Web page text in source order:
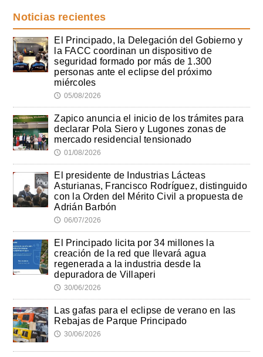
Noticias recientes
El Principado, la Delegación del Gobierno y
la FACC coordinan un dispositivo de
seguridad formado por más de 1.300
personas ante el eclipse del próximo
miércoles
🕔 05/08/2026
Zapico anuncia el inicio de los trámites para
declarar Pola Siero y Lugones zonas de
mercado residencial tensionado
🕔 01/08/2026
El presidente de Industrias Lácteas
Asturianas, Francisco Rodríguez, distinguido
con la Orden del Mérito Civil a propuesta de
Adrián Barbón
🕔 06/07/2026
El Principado licita por 34 millones la
creación de la red que llevará agua
regenerada a la industria desde la
depuradora de Villaperi
🕔 30/06/2026
Las gafas para el eclipse de verano en las
Rebajas de Parque Principado
🕔 30/06/2026